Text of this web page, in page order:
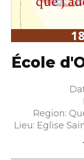
École
Region:
Lieu: Eglise